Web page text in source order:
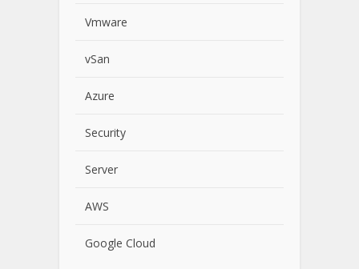
Vmware
vSan
Azure
Security
Server
AWS
Google Cloud